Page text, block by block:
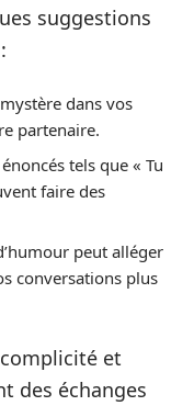
suggestions
dans vos
partenaire.
tels que « Tu
faire des
peut alléger
conversations plus
et
des échanges